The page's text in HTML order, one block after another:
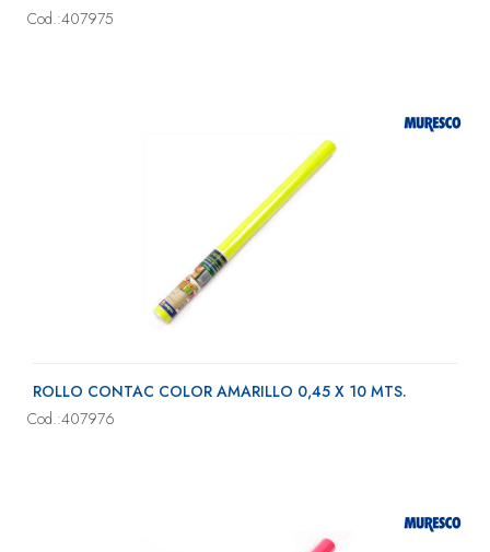
Cod.:407975
ROLLO CONTAC COLOR AMARILLO 0,45 X 10 MTS.
Cod.:407976